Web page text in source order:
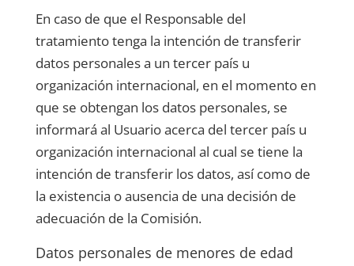
En caso de que el Responsable del
tratamiento tenga la intención de transferir
datos personales a un tercer país u
organización internacional, en el momento en
que se obtengan los datos personales, se
informará al Usuario acerca del tercer país u
organización internacional al cual se tiene la
intención de transferir los datos, así como de
la existencia o ausencia de una decisión de
adecuación de la Comisión.
Datos personales de menores de edad